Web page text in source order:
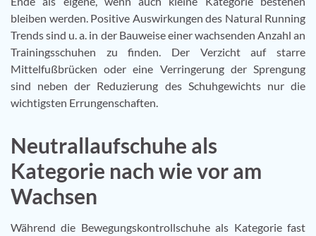
bleiben werden. Positive Auswirkungen des Natural Running
Trends sind u. a. in der Bauweise einer wachsenden Anzahl an
Trainingsschuhen zu finden. Der Verzicht auf starre
Mittelfußbrücken oder eine Verringerung der Sprengung
sind neben der Reduzierung des Schuhgewichts nur die
wichtigsten Errungenschaften.
Neutrallaufschuhe als
Kategorie nach wie vor am
Wachsen
Während die Bewegungskontrollschuhe als Kategorie fast